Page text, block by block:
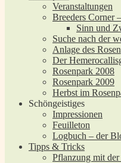
Veranstaltungen
Breeders Corner
Sinn und
Suche nach der
Anlage des
Der
Rosenpark 2008
Rosenpark 2009
Herbst im
Schöngeistiges
Impressionen
Feuilleton
Logbuch – der
Tipps & Tricks
Pflanzung mit